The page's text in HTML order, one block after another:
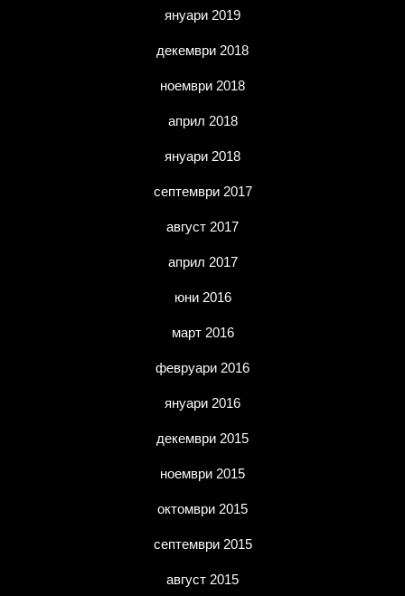
януари 2019
декември 2018
ноември 2018
април 2018
януари 2018
септември 2017
август 2017
април 2017
юни 2016
март 2016
февруари 2016
януари 2016
декември 2015
ноември 2015
октомври 2015
септември 2015
август 2015